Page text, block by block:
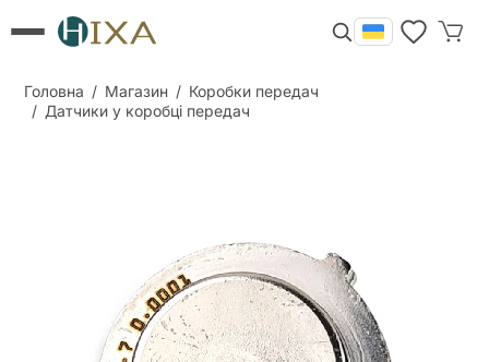
Головна / Магазин / Коробки передач
/ Датчики у коробці передач